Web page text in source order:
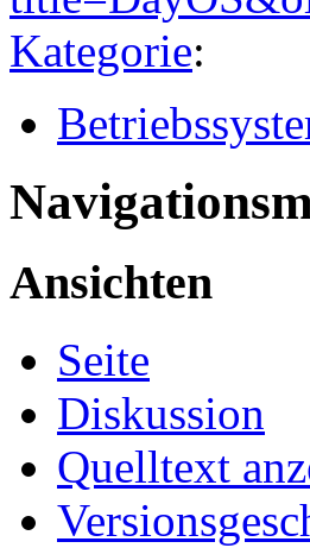
Kategorie:
Ansichten
Seite
Diskussion
Quelltext